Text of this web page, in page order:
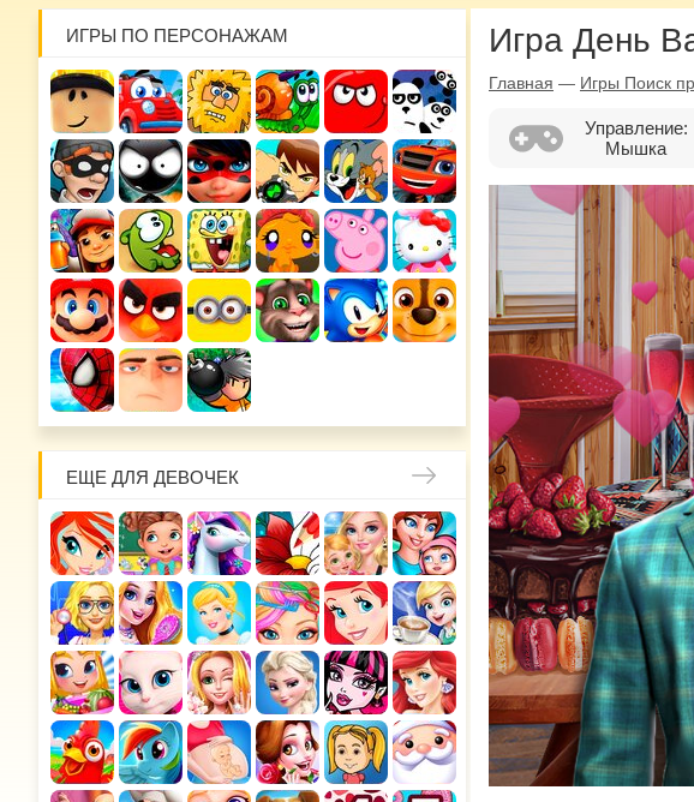
ИГРЫ ПО ПЕРСОНАЖАМ
ЕЩЕ ДЛЯ ДЕВОЧЕК
Игра День
Главная — Игры Поиск
Управление:
Мышка